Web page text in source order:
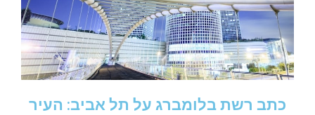
כתב רשת בלומברג על תל אביב: העיר